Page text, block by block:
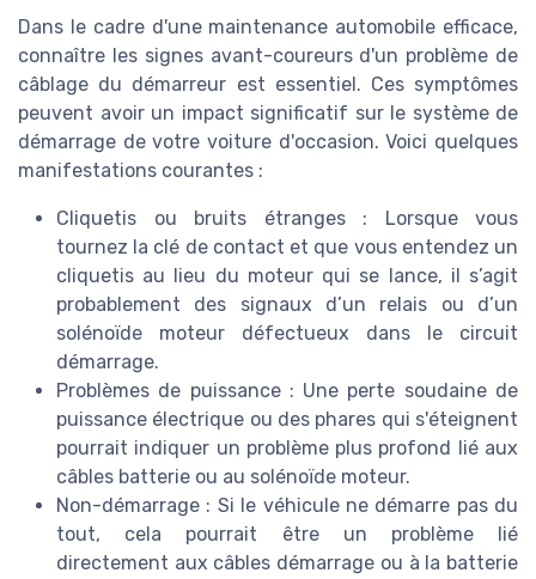
Dans le cadre d'une maintenance automobile efficace,
connaître les signes avant-coureurs d'un problème de
câblage du démarreur est essentiel. Ces symptômes
peuvent avoir un impact significatif sur le système de
démarrage de votre voiture d'occasion. Voici quelques
manifestations courantes :
Cliquetis ou bruits étranges : Lorsque vous
tournez la clé de contact et que vous entendez un
cliquetis au lieu du moteur qui se lance, il s’agit
probablement des signaux d’un relais ou d’un
solénoïde moteur défectueux dans le circuit
démarrage.
Problèmes de puissance : Une perte soudaine de
puissance électrique ou des phares qui s'éteignent
pourrait indiquer un problème plus profond lié aux
câbles batterie ou au solénoïde moteur.
Non-démarrage : Si le véhicule ne démarre pas du
tout, cela pourrait être un problème lié
directement aux câbles démarrage ou à la batterie